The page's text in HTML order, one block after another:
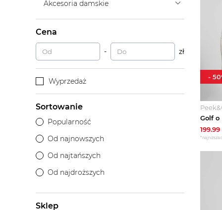
Akcesoria damskie
Cena
- zł
Wyprzedaż
Sortowanie
Popularność
Od najnowszych
Od najtańszych
Od najdroższych
Sklep
199.99
*najniższa
- 50